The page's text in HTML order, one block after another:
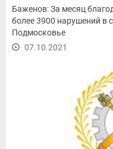
Баженов: За месяц
более 3900 нарушений в
Подмосковье
07.10.2021